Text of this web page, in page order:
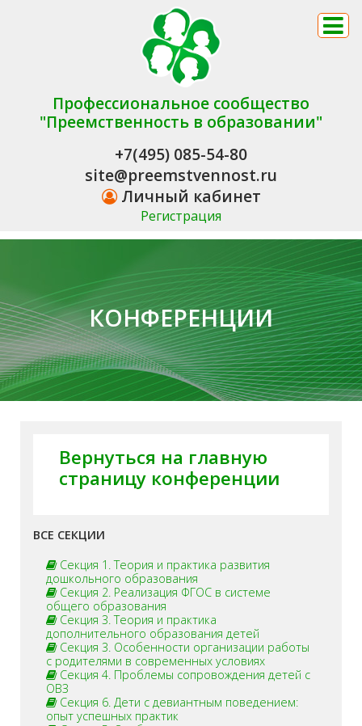
Профессиональное сообщество
"Преемственность в образовании"
+7(495) 085-54-80
site@preemstvennost.ru
Личный кабинет
Регистрация
КОНФЕРЕНЦИИ
Вернуться на главную
страницу конференции
ВСЕ СЕКЦИИ
Секция 1. Теория и практика развития
дошкольного образования
Секция 2. Реализация ФГОС в системе
общего образования
Секция 3. Теория и практика
дополнительного образования детей
Секция 3. Особенности организации работы
с родителями в современных условиях
Секция 4. Проблемы сопровождения детей с
ОВЗ
Секция 6. Дети с девиантным поведением:
опыт успешных практик